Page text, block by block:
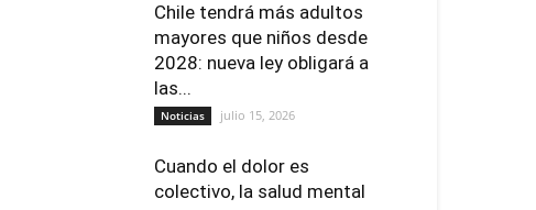
Chile tendrá más adultos
mayores que niños desde
2028: nueva ley obligará a
las...
Noticias julio 15, 2026
Cuando el dolor es
colectivo, la salud mental